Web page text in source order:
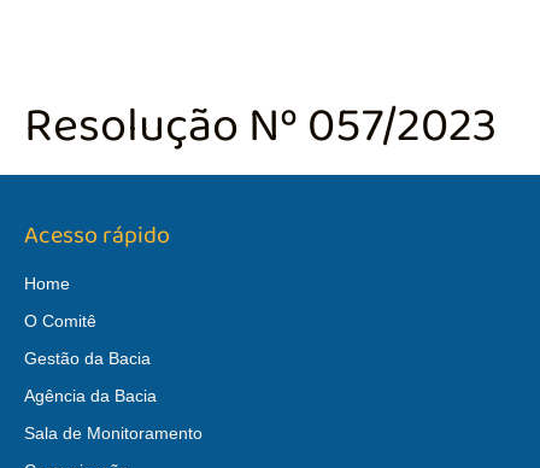
Resolução Nº 057/2023
Acesso rápido
Home
O Comitê
Gestão da Bacia
Agência da Bacia
Sala de Monitoramento